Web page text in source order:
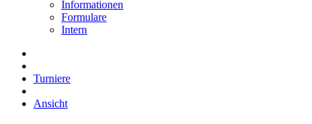
Informationen
Formulare
Intern
Turniere
Ansicht